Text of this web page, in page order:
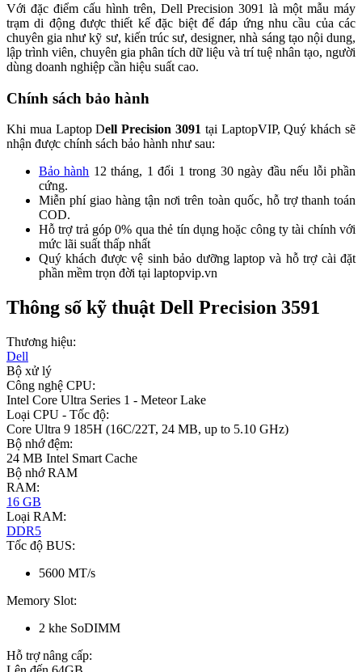
Với đặc điểm cấu hình trên, Dell Precision 3091 là một mẫu máy
trạm di động được thiết kế đặc biệt để đáp ứng nhu cầu của các
chuyên gia như kỹ sư, kiến trúc sư, designer, nhà sáng tạo nội dung,
lập trình viên, chuyên gia phân tích dữ liệu và trí tuệ nhân tạo, người
dùng doanh nghiệp cần hiệu suất cao.
Chính sách bảo hành
Khi mua Laptop Dell Precision 3091 tại LaptopVIP, Quý khách sẽ
nhận được chính sách bảo hành như sau:
Bảo hành 12 tháng, 1 đổi 1 trong 30 ngày đầu nếu lỗi phần
cứng.
Miễn phí giao hàng tận nơi trên toàn quốc, hỗ trợ thanh toán
COD.
Hỗ trợ trả góp 0% qua thẻ tín dụng hoặc công ty tài chính với
mức lãi suất thấp nhất
Quý khách được vệ sinh bảo dưỡng laptop và hỗ trợ cài đặt
phần mềm trọn đời tại laptopvip.vn
Thông số kỹ thuật Dell Precision 3591
Thương hiệu:
Dell
Bộ xử lý
Công nghệ CPU:
Intel Core Ultra Series 1 - Meteor Lake
Loại CPU - Tốc độ:
Core Ultra 9 185H (16C/22T, 24 MB, up to 5.10 GHz)
Bộ nhớ đệm:
24 MB Intel Smart Cache
Bộ nhớ RAM
RAM:
16 GB
Loại RAM:
DDR5
Tốc độ BUS:
5600 MT/s
Memory Slot:
2 khe SoDIMM
Hỗ trợ nâng cấp: